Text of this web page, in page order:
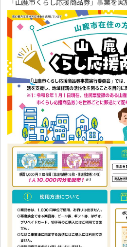
「山鹿市くらし応援商品券」事業を実